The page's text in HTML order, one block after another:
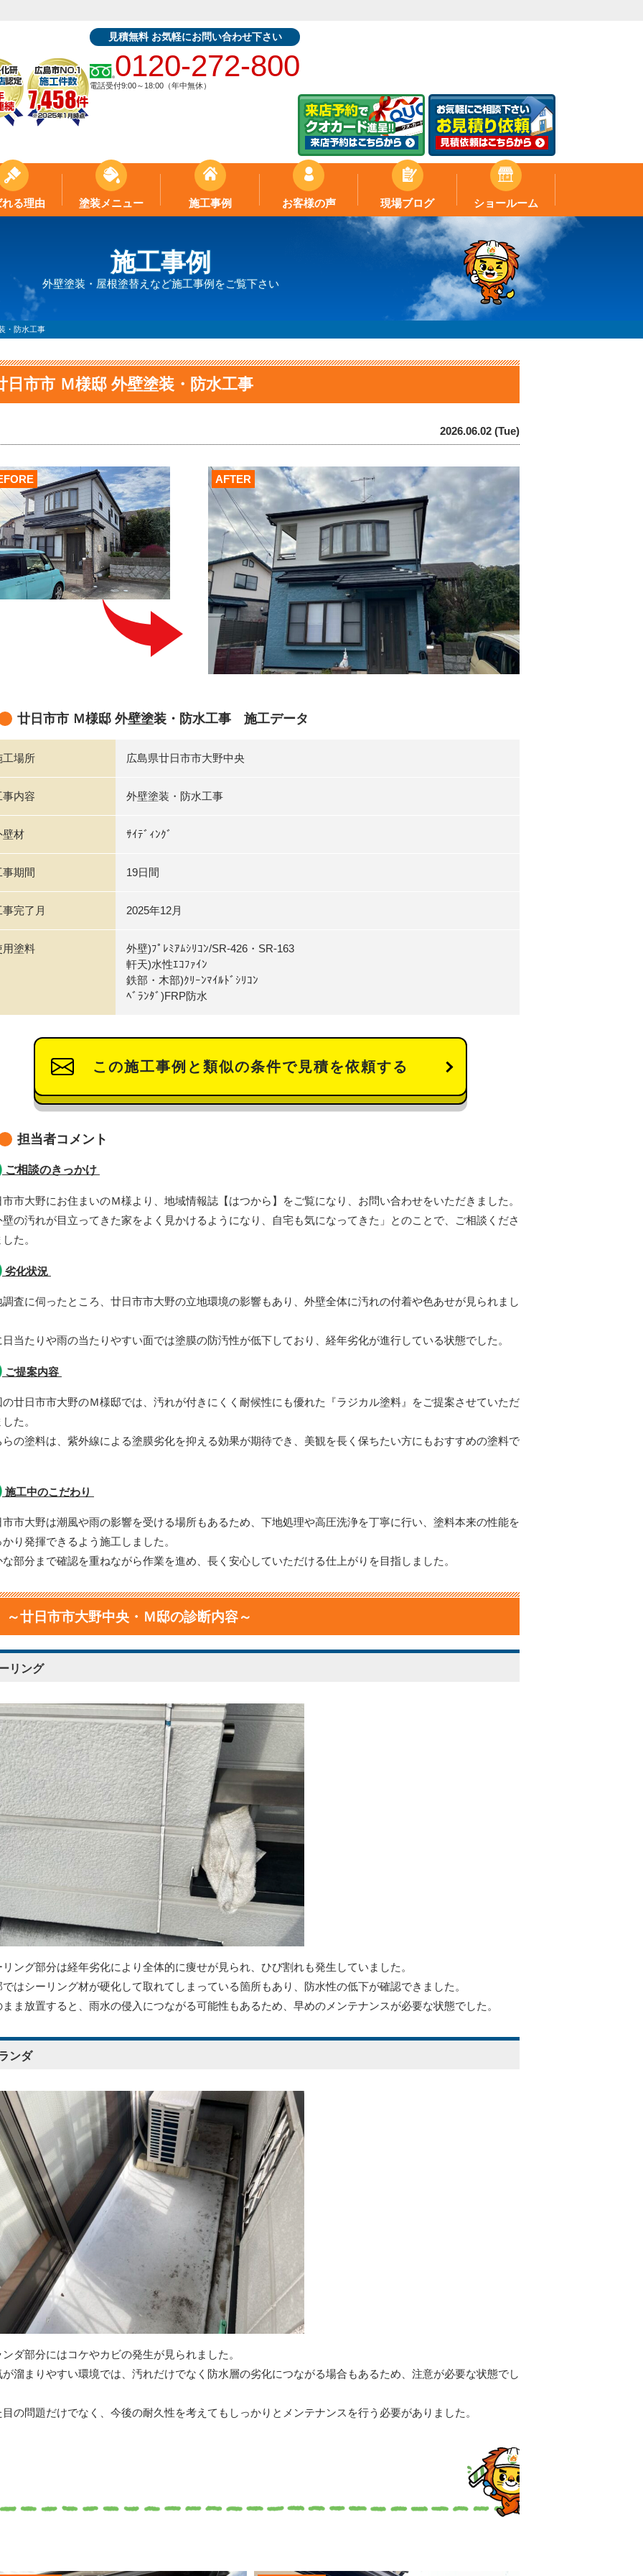
見積無料 お気軽にお問い合わせ下さい
0120-272-800
電話受付9:00～18:00（年中無休）
る理由 塗装メニュー 施工事例 お客様の声 現場ブログ ショールーム
施工事例
外壁塗装・屋根塗替えなど施工事例をご覧下さい
・防水工事
日市市 Ｍ様邸 外壁塗装・防水工事
2026.06.02 (Tue)
AFTER
廿日市市 Ｍ様邸 外壁塗装・防水工事 施工データ
工場所 広島県廿日市市大野中央
事内容 外壁塗装・防水工事
壁材 ｻｲﾃﾞｨﾝｸﾞ
事期間 19日間
事完了月 2025年12月
用塗料
外壁)ﾌﾟﾚﾐｱﾑｼﾘｺﾝ/SR-426・SR-163
軒天)水性ｴｺﾌｧｲﾝ
鉄部・木部)ｸﾘｰﾝﾏｲﾙﾄﾞｼﾘｺﾝ
ﾍﾞﾗﾝﾀﾞ)FRP防水
この施工事例と類似の条件で見積を依頼する
担当者コメント
ご相談のきっかけ
市市大野にお住まいのＭ様より、地域情報誌【はつから】をご覧になり、お問い合わせをいただきました。
壁の汚れが目立ってきた家をよく見かけるようになり、自宅も気になってきた」とのことで、ご相談くださ
た。
劣化状況
調査に伺ったところ、廿日市市大野の立地環境の影響もあり、外壁全体に汚れの付着や色あせが見られまし
日当たりや雨の当たりやすい面では塗膜の防汚性が低下しており、経年劣化が進行している状態でした。
ご提案内容
の廿日市市大野のＭ様邸では、汚れが付きにくく耐候性にも優れた『ラジカル塗料』をご提案させていただ
た。
らの塗料は、紫外線による塗膜劣化を抑える効果が期待でき、美観を長く保ちたい方にもおすすめの塗料で
施工中のこだわり
市市大野は潮風や雨の影響を受ける場所もあるため、下地処理や高圧洗浄を丁寧に行い、塗料本来の性能を
り発揮できるよう施工しました。
な部分まで確認を重ねながら作業を進め、長く安心していただける仕上がりを目指しました。
～廿日市市大野中央・Ｍ邸の診断内容～
リング
リング部分は経年劣化により全体的に痩せが見られ、ひび割れも発生していました。
ではシーリング材が硬化して取れてしまっている箇所もあり、防水性の低下が確認できました。
まま放置すると、雨水の侵入につながる可能性もあるため、早めのメンテナンスが必要な状態でした。
ンダ
ンダ部分にはコケやカビの発生が見られました。
が溜まりやすい環境では、汚れだけでなく防水層の劣化につながる場合もあるため、注意が必要な状態でし
目の問題だけでなく、今後の耐久性を考えてもしっかりとメンテナンスを行う必要がありました。